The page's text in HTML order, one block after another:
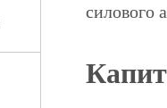
силового